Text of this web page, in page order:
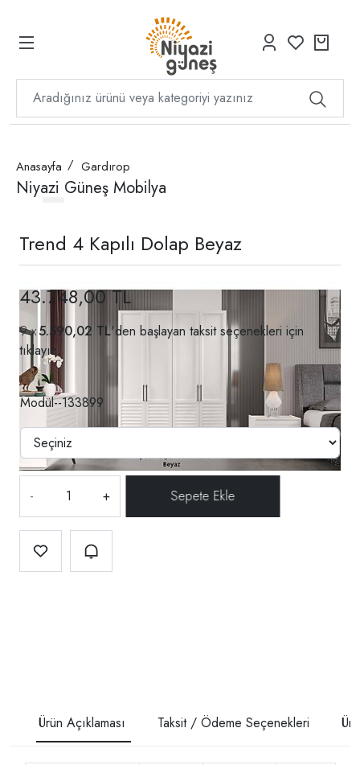
Anasayfa Gardırop
Niyazi Güneş Mobilya
Trend 4 Kapılı Dolap Beyaz
43.748,00 TL
5.590,02 TL'den başlayan taksit seçenekleri için
tıklayın.
Modül--133899
- +
Ürün Açıklaması Taksit / Ödeme Seçenekleri